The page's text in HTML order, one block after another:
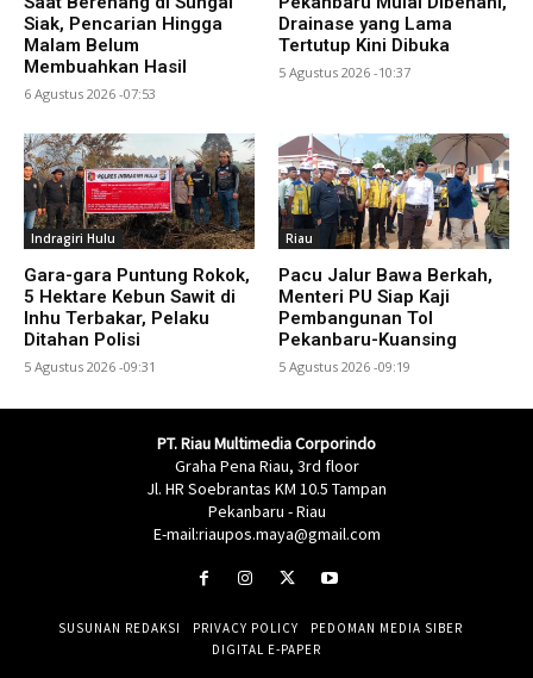
Siak, Pencarian Hingga
Malam Belum
Membuahkan Hasil
6 Agustus 2026 -07:53
Drainase yang Lama
Tertutup Kini Dibuka
5 Agustus 2026 -10:37
Indragiri Hulu
Gara-gara Puntung Rokok,
5 Hektare Kebun Sawit di
Inhu Terbakar, Pelaku
Ditahan Polisi
5 Agustus 2026 -09:31
Riau
Pacu Jalur Bawa Berkah,
Menteri PU Siap Kaji
Pembangunan Tol
Pekanbaru-Kuansing
5 Agustus 2026 -09:19
PT. Riau Multimedia Corporindo
Graha Pena Riau, 3rd floor
Jl. HR Soebrantas KM 10.5 Tampan
Pekanbaru - Riau
E-mail:riaupos.maya@gmail.com
SUSUNAN REDAKSI PRIVACY POLICY
PEDOMAN MEDIA SIBER
DIGITAL E-PAPER